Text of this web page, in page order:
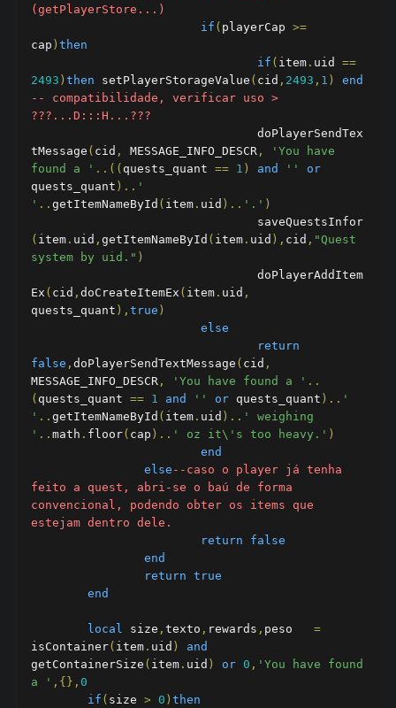
(getPlayerStore...)
if ( playerCap >=
cap ) then
if ( item . uid ==
2493 ) then setPlayerStorageValue ( cid , 2493 , 1 )
end
-- compatibilidade, verificar uso >
???...D:::H...???
tMessage ( cid , MESSAGE_INFO_DESCR ,
'You have
found a ' ..(( quests_quant == 1 ) and ''
or
quests_quant ).. '
' .. getItemNameById ( item . uid ).. '.' )
				saveQuestsInfor
( item . uid , getItemNameById ( item . uid ), cid , "Quest
system by uid." )
Ex ( cid , doCreateItemEx ( item . uid ,
quests_quant ), true )
else
return
false , doPlayerSendTextMessage ( cid ,
MESSAGE_INFO_DESCR , 'You have found a ' ..
( quests_quant == 1 and '' or quests_quant ).. '
' .. getItemNameById ( item . uid ).. ' weighing
' .. math . floor( cap ).. ' oz it\'s too heavy.' )
end
else --caso o player já tenha
feito a quest, abri-se o baú de forma
convencional, podendo obter os items que
estejam dentro dele.
return
false
end
return true
end
local size , texto , rewards ,
=
isContainer( item . uid )
and
getContainerSize ( item . uid ) or 0 , 'You have found
a ' ,{}, 0
if ( size > 0 ) then